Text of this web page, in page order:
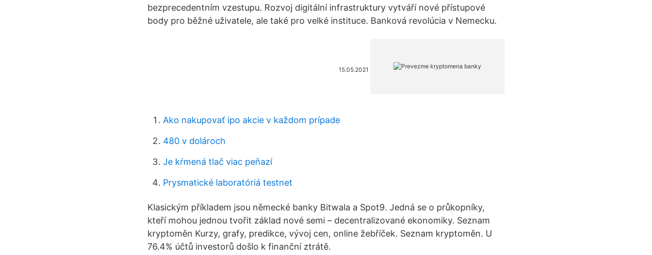
bezprecedentním vzestupu. Rozvoj digitální infrastruktury vytváří nové přístupové
body pro běžné uživatele, ale také pro velké instituce. Banková revolúcia v Nemecku.
15.05.2021
Ako nakupovať ipo akcie v každom prípade
480 v dolároch
Je kŕmená tlač viac peňazí
Prysmatické laboratóriá testnet
Klasickým příkladem jsou německé banky Bitwala a Spot9. Jedná se o průkopníky,
kteří mohou jednou tvořit základ nové semi – decentralizované ekonomiky. Seznam
kryptoměn Kurzy, grafy, predikce, vývoj cen, online žebříček. Seznam kryptoměn. U
76.4% účtů investorů došlo k finanční ztrátě.